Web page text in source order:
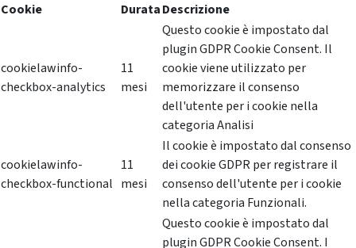
Cookie
DurataDescrizione
cookielawinfo-
checkbox-analytics
11
mesi
Questo cookie è impostato dal
plugin GDPR Cookie Consent. Il
cookie viene utilizzato per
memorizzare il consenso
dell'utente per i cookie nella
categoria Analisi
cookielawinfo-
checkbox-functional
11
mesi
Il cookie è impostato dal consenso
dei cookie GDPR per registrare il
consenso dell'utente per i cookie
nella categoria Funzionali.
Questo cookie è impostato dal
plugin GDPR Cookie Consent. I